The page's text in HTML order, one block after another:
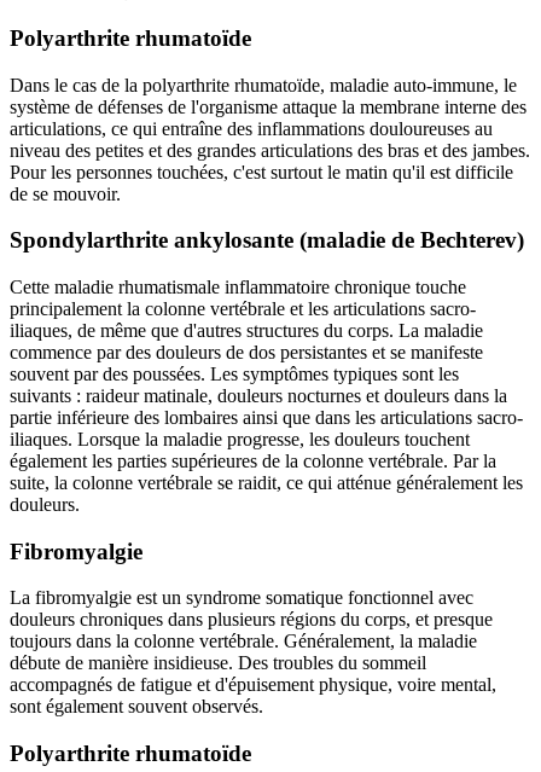
Polyarthrite rhumatoïde
Dans le cas de la polyarthrite rhumatoïde, maladie auto-immune, le
système de défenses de l'organisme attaque la membrane interne des
articulations, ce qui entraîne des inflammations douloureuses au
niveau des petites et des grandes articulations des bras et des jambes.
Pour les personnes touchées, c'est surtout le matin qu'il est difficile
de se mouvoir.
Spondylarthrite ankylosante (maladie de Bechterev)
Cette maladie rhumatismale inflammatoire chronique touche
principalement la colonne vertébrale et les articulations sacro-
iliaques, de même que d'autres structures du corps. La maladie
commence par des douleurs de dos persistantes et se manifeste
souvent par des poussées. Les symptômes typiques sont les
suivants : raideur matinale, douleurs nocturnes et douleurs dans la
partie inférieure des lombaires ainsi que dans les articulations sacro-
iliaques. Lorsque la maladie progresse, les douleurs touchent
également les parties supérieures de la colonne vertébrale. Par la
suite, la colonne vertébrale se raidit, ce qui atténue généralement les
douleurs.
Fibromyalgie
La fibromyalgie est un syndrome somatique fonctionnel avec
douleurs chroniques dans plusieurs régions du corps, et presque
toujours dans la colonne vertébrale. Généralement, la maladie
débute de manière insidieuse. Des troubles du sommeil
accompagnés de fatigue et d'épuisement physique, voire mental,
sont également souvent observés.
Polyarthrite rhumatoïde